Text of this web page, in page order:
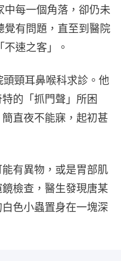
中每一個角落，卻仍未
覺有問題，直至到醫院
速之客」。
頸耳鼻喉科求診。他
的「抓門聲」所困
直夜不能寐，起初甚
有異物，或是胃部肌
檢查，醫生發現唐某
色小蟲置身在一塊深